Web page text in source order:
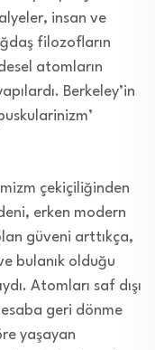
insan ve
filozofların
atomların
Berkeley’in
çekiçiliğinden
erken modern
güveni arttıkça,
bulanık olduğu
Atomları saf dışı
geri dönme
yaşayan